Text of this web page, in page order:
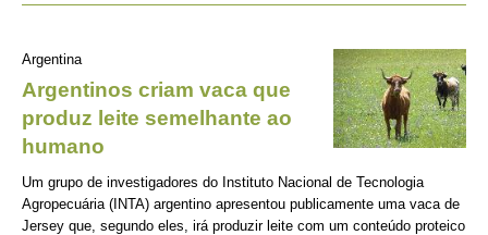
Argentina
Argentinos criam vaca que
produz leite semelhante ao
humano
Um grupo de investigadores do Instituto Nacional de Tecnologia
Agropecuária (INTA) argentino apresentou publicamente uma vaca de
Jersey que, segundo eles, irá produzir leite com um conteúdo proteico